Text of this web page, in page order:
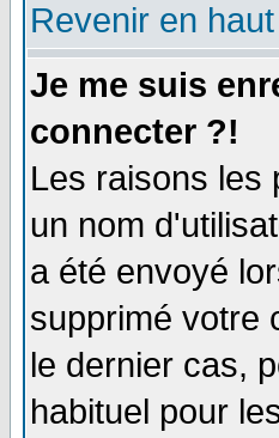
Revenir en haut
Je me suis
connecter ?!
Les raisons les
un nom
a été envoyé
supprimé votre
le dernier cas,
habituel pour